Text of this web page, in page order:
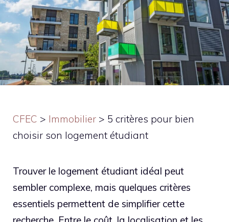
CFEC > Immobilier > 5 critères pour bien
choisir son logement étudiant
Trouver le logement étudiant idéal peut
sembler complexe, mais quelques critères
essentiels permettent de simplifier cette